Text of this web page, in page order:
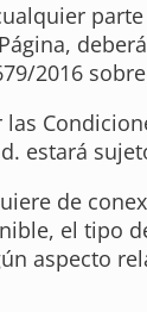
2016
las
estará
de
el tipo
aspecto